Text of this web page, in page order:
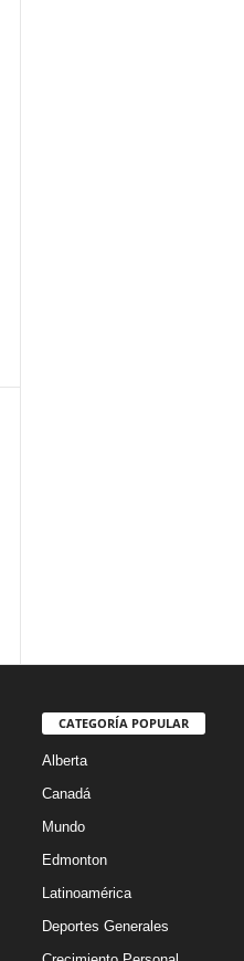
CATEGORÍA POPULAR
Alberta
Canadá
Mundo
Edmonton
Latinoamérica
Deportes Generales